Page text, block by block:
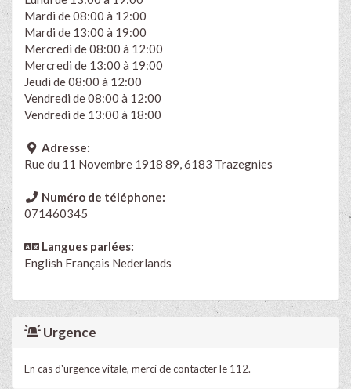
Mardi de 08:00 à 12:00
Mardi de 13:00 à 19:00
Mercredi de 08:00 à 12:00
Mercredi de 13:00 à 19:00
Jeudi de 08:00 à 12:00
Vendredi de 08:00 à 12:00
Vendredi de 13:00 à 18:00
Adresse:
Rue du 11 Novembre 1918 89, 6183 Trazegnies
Numéro de téléphone:
071460345
Langues parlées:
English Français Nederlands
Urgence
En cas d'urgence vitale, merci de contacter le 112.